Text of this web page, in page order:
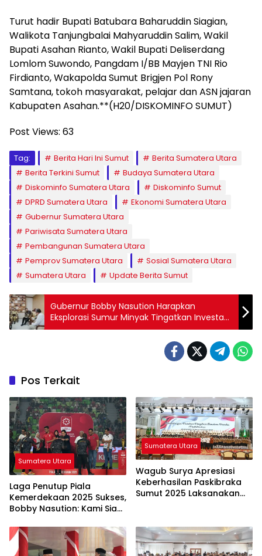
Turut hadir Bupati Batubara Baharuddin Siagian,
Walikota Tanjungbalai Mahyaruddin Salim, Wakil
Bupati Asahan Rianto, Wakil Bupati Deliserdang
Lomlom Suwondo, Pangdam I/BB Mayjen TNI Rio
Firdianto, Wakapolda Sumut Brigjen Pol Rony
Samtana, tokoh masyarakat, pelajar dan ASN jajaran
Kabupaten Asahan.**(H20/DISKOMINFO SUMUT)
Post Views: 63
Tag: Berita Hari Ini Sumut
Berita Sumatera Utara
Berita Terkini Sumut
Budaya Sumatera Utara
Diskominfo Sumatera Utara
Diskominfo Sumut
DPRD Sumatera Utara
Ekonomi Sumatera Utara
Gubernur Sumatera Utara
Pariwisata Sumatera Utara
Pembangunan Sumatera Utara
Pemprov Sumatera Utara
Sosial Sumatera Utara
Sumatera Utara
Update Berita Sumut
Gubernur Bobby Nasution Harapkan
Eksplorasi Sumur Minyak Tingatkan Investasi
di Sumut
Pos Terkait
Sumatera Utara
Laga Penutup Piala
Kemerdekaan 2025 Sukses,
Bobby Nasution: Kami Siap
Berikutnya
Sumatera Utara
Wagub Surya Apresiasi
Keberhasilan Paskibraka
Sumut 2025 Laksanakan
Daerah